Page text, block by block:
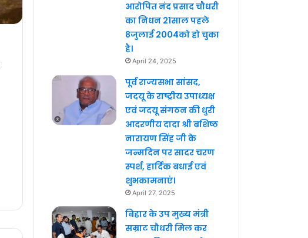
आरोपित नंद प्रसाद चौधरी
का निधन 21साल पहले
8जुलाई 2004को हो चुका
है।
April 24, 2025
पूर्व राज्यसभा सांसद,
जदयू के राष्ट्रीय उपाध्यक्ष
एवं जदयू संगठन की धुरी
आदरणीय दादा श्री बशिष्ठ
नारायण सिंह जी के
जन्मदिन पर सादर चरण
स्पर्श, हार्दिक बधाई एवं
शुभकामनाएं।
April 27, 2025
बिहार के उप मुख्य मंत्री
सम्राट चौधरी मिल कर